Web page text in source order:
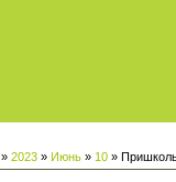
» 2023 » Июнь » 10 »